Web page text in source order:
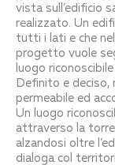
vista sull’edificio
realizzato. Un
tutti i lati e che
progetto vuole
luogo
Definito e
permeabile ed
Un luogo
attraverso la torre
alzandosi oltre
dialoga col